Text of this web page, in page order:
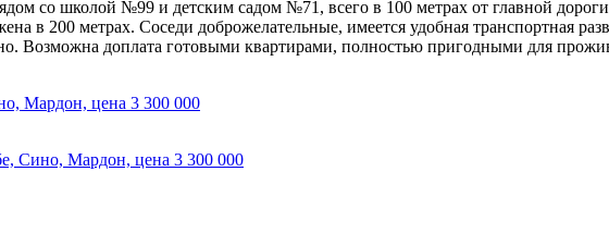
со школой №99 и детским садом №71, всего в 100 метрах от главной
в 200 метрах. Соседи доброжелательные, имеется удобная транспортная
Возможна доплата готовыми квартирами, полностью пригодными для